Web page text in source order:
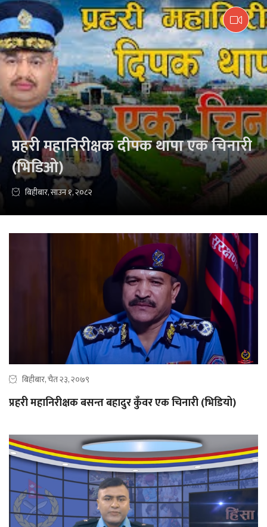
प्रहरी महानिरीक्षक ‍दीपक थापा एक चिनारी
(भिडिओ)
बिहीबार, साउन १, २०८२
बिहीबार, चैत २३, २०७९
प्रहरी महानिरीक्षक ‍बसन्त बहादुर कुँवर एक चिनारी (भिडियो)